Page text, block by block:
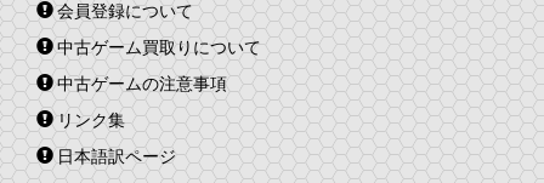
会員登録について
中古ゲーム買取りについて
中古ゲームの注意事項
リンク集
日本語訳ページ